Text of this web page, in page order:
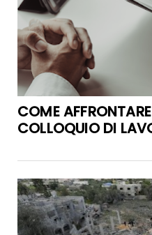
COME
COLLOQUIO DI